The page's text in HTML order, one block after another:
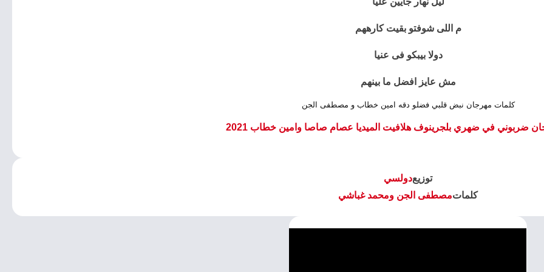
م اللى شوفتو بقيت كارههم
دولا بيبكو فى عنيا
مش عايز افضل ما بينهم
كلمات مهرجان نبض قلبي فضلو دقه امين خطاب و مصطفى الجن
ضربوني في ضهري بلجرينوف هلافيت الميديا عصام صاصا وامين خطاب 2021
توزيعدولسي
كلماتمصطفى الجن ومحمد غباشي